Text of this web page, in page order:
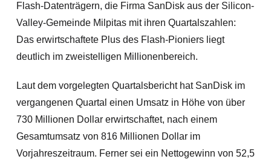
Flash-Datenträgern, die Firma SanDisk aus der Silicon-
Valley-Gemeinde Milpitas mit ihren Quartalszahlen:
Das erwirtschaftete Plus des Flash-Pioniers liegt
deutlich im zweistelligen Millionenbereich.
Laut dem vorgelegten Quartalsbericht hat SanDisk im
vergangenen Quartal einen Umsatz in Höhe von über
730 Millionen Dollar erwirtschaftet, nach einem
Gesamtumsatz von 816 Millionen Dollar im
Vorjahreszeitraum. Ferner sei ein Nettogewinn von 52,5